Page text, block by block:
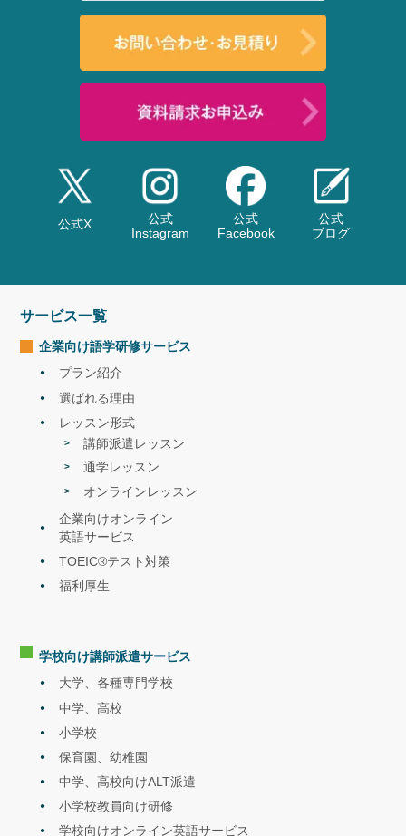
鹿児島県教育庁 夏季イングリッシュキ
ャンプ（受注）
語学研修 東京都教育庁 多言語体験講座（受注）
東京都練馬区 夏季イングリッシュキャ
ンプ（受注）
語学研修
2022.07
北海道警察 社員研修（受注）
語学研修 仙台国税局 社員研修（受注）
2022.06
注）
翻訳
通訳
2022.5
お知らせ
2022.7
プログラメイク×NOVA
│English camp!!
イングリッシュキャンプ」
外国人講師と1日オールイングリッシュ
英語学習への意欲を高めるプログラム
セミナー
2022.5
好評につき2回目！！NOVA×エイムソウ
<内容>「海外適応力の高い赴任者を選び
育てる「科学的」な手法の解説セミナ
ー」
セミナー
<内容>「海外適応力の高い赴任者を選び
育てる「科学的」な手法の解説セミナ
ー」
公式X
公式
Instagram
公式
Facebook
公式
ブログ
サービス一覧
企業向け語学研修サービス
プラン紹介
選ばれる理由
レッスン形式
講師派遣レッスン
通学レッスン
オンラインレッスン
企業向けオンライン
英語サービス
TOEIC®テスト対策
福利厚生
学校向け講師派遣サービス
大学、各種専門学校
中学、高校
小学校
保育園、幼稚園
中学、高校向けALT派遣
小学校教員向け研修
学校向けオンライン英語サービス